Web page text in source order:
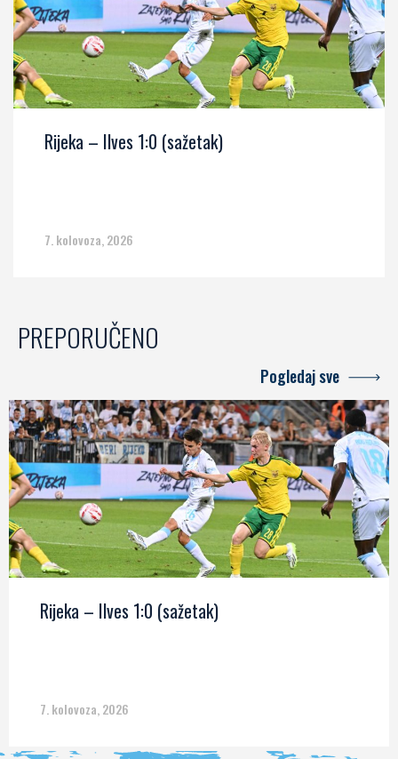
Rijeka – Ilves 1:0 (sažetak)
7. kolovoza, 2026
PREPORUČENO
Pogledaj sve
Rijeka – Ilves 1:0 (sažetak)
7. kolovoza, 2026